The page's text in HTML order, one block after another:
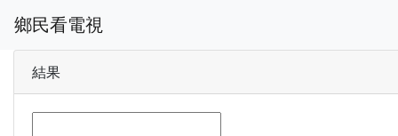
鄉民看電視
結果